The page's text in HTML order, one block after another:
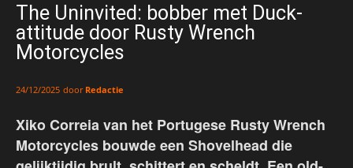
The Uninvited: bobber met Duck-
attitude door Rusty Wrench
Motorcycles
24/12/2025 door Redactie
Xiko Correia van het Portugese Rusty Wrench
Motorcycles bouwde een Shovelhead die